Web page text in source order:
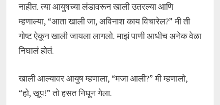
नाहीत. त्या आयुषच्या लंडावरून खाली उतरल्या आणि
म्हणाल्या, “आता खाली जा, अविनाश काय विचारेल?” मी ती
गोष्ट ऐकून खाली जायला लागलो. माझं पाणी आधीच अनेक वेळा
निघालं होतं.
खाली आल्यावर आयुष म्हणाला, “मजा आली?” मी म्हणालो,
“हो, खूप!” तो हसत निघून गेला.